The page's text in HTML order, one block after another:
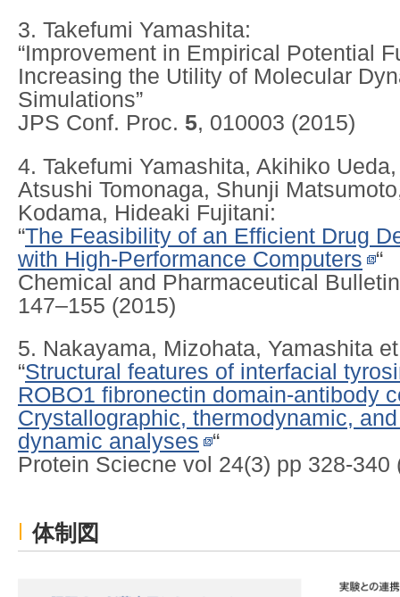
3. Takefumi Yamashita:
“Improvement in Empirical Potential
Increasing the Utility of Molecular
Simulations”
JPS Conf. Proc. 5, 010003 (2015)
4. Takefumi Yamashita, Akihiko
Atsushi Tomonaga, Shunji
Kodama, Hideaki Fujitani:
“The Feasibility of an Efficient Drug
with High-Performance Computers
“
Chemical and Pharmaceutical
147–155 (2015)
5. Nakayama, Mizohata, Yamashita
“Structural features of interfacial
ROBO1 fibronectin domain-antibody
Crystallographic, thermodynamic,
dynamic analyses
“
Protein Sciecne vol 24(3) pp 328-340
体制図